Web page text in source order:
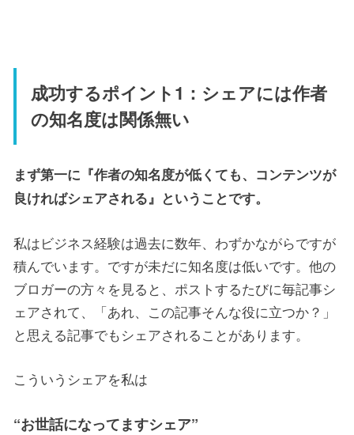
成功するポイント1：シェアには作者
の知名度は関係無い
まず第一に『作者の知名度が低くても、コンテンツが
良ければシェアされる』ということです。
私はビジネス経験は過去に数年、わずかながらですが
積んでいます。ですが未だに知名度は低いです。他の
ブロガーの方々を見ると、ポストするたびに毎記事シ
ェアされて、「あれ、この記事そんな役に立つか？」
と思える記事でもシェアされることがあります。
こういうシェアを私は
“お世話になってますシェア”